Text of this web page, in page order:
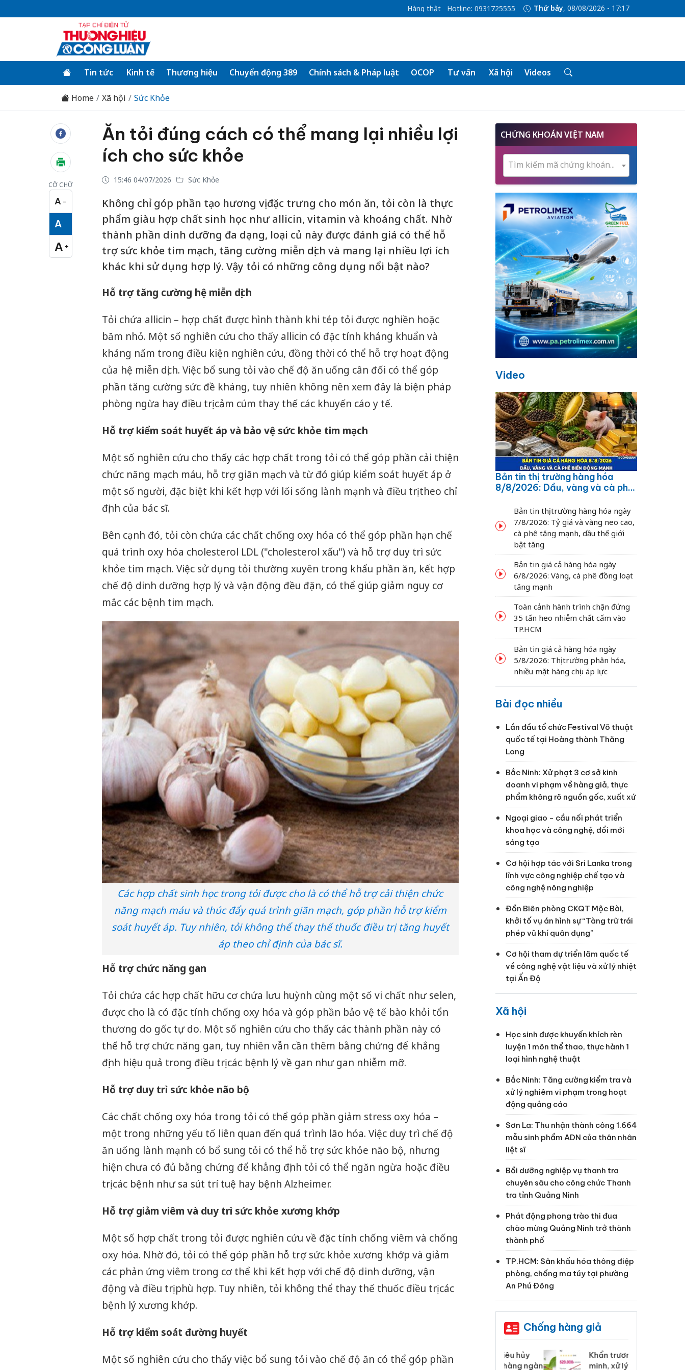
Hàng thật Hotline: 0931725555 Thứ bảy, 08/08/2026 - 17:17
Tin tức Kinh tế Thương hiệu Chuyển động 389 Chính sách & Pháp luật OCOP Tư vấn Xã hội Videos
Home Xã hội Sức Khỏe
CỠ CHỮ
A −
Cỡ chữ nhỏ
A
Cỡ chữ vừa
A +
Cỡ chữ lớn
Ăn tỏi đúng cách có thể mang lại nhiều lợi
ích cho sức khỏe
15:46 04/07/2026 Sức Khỏe
Không chỉ góp phần tạo hương vị đặc trưng cho món ăn, tỏi còn là thực
phẩm giàu hợp chất sinh học như allicin, vitamin và khoáng chất. Nhờ
thành phần dinh dưỡng đa dạng, loại củ này được đánh giá có thể hỗ
trợ sức khỏe tim mạch, tăng cường miễn dịch và mang lại nhiều lợi ích
khác khi sử dụng hợp lý. Vậy tỏi có những công dụng nổi bật nào?
Hỗ trợ tăng cường hệ miễn dịch
Tỏi chứa allicin – hợp chất được hình thành khi tép tỏi được nghiền hoặc
băm nhỏ. Một số nghiên cứu cho thấy allicin có đặc tính kháng khuẩn và
kháng nấm trong điều kiện nghiên cứu, đồng thời có thể hỗ trợ hoạt động
của hệ miễn dịch. Việc bổ sung tỏi vào chế độ ăn uống cân đối có thể góp
phần tăng cường sức đề kháng, tuy nhiên không nên xem đây là biện pháp
phòng ngừa hay điều trị cảm cúm thay thế các khuyến cáo y tế.
Hỗ trợ kiểm soát huyết áp và bảo vệ sức khỏe tim mạch
Một số nghiên cứu cho thấy các hợp chất trong tỏi có thể góp phần cải thiện
chức năng mạch máu, hỗ trợ giãn mạch và từ đó giúp kiểm soát huyết áp ở
một số người, đặc biệt khi kết hợp với lối sống lành mạnh và điều trị theo chỉ
định của bác sĩ.
Bên cạnh đó, tỏi còn chứa các chất chống oxy hóa có thể góp phần hạn chế
quá trình oxy hóa cholesterol LDL ("cholesterol xấu") và hỗ trợ duy trì sức
khỏe tim mạch. Việc sử dụng tỏi thường xuyên trong khẩu phần ăn, kết hợp
chế độ dinh dưỡng hợp lý và vận động đều đặn, có thể giúp giảm nguy cơ
mắc các bệnh tim mạch.
Các hợp chất sinh học trong tỏi được cho là có thể hỗ trợ cải thiện chức
năng mạch máu và thúc đẩy quá trình giãn mạch, góp phần hỗ trợ kiểm
soát huyết áp. Tuy nhiên, tỏi không thể thay thế thuốc điều trị tăng huyết
áp theo chỉ định của bác sĩ.
Hỗ trợ chức năng gan
Tỏi chứa các hợp chất hữu cơ chứa lưu huỳnh cùng một số vi chất như selen,
được cho là có đặc tính chống oxy hóa và góp phần bảo vệ tế bào khỏi tổn
thương do gốc tự do. Một số nghiên cứu cho thấy các thành phần này có
thể hỗ trợ chức năng gan, tuy nhiên vẫn cần thêm bằng chứng để khẳng
định hiệu quả trong điều trị các bệnh lý về gan như gan nhiễm mỡ.
Hỗ trợ duy trì sức khỏe não bộ
Các chất chống oxy hóa trong tỏi có thể góp phần giảm stress oxy hóa –
một trong những yếu tố liên quan đến quá trình lão hóa. Việc duy trì chế độ
ăn uống lành mạnh có bổ sung tỏi có thể hỗ trợ sức khỏe não bộ, nhưng
hiện chưa có đủ bằng chứng để khẳng định tỏi có thể ngăn ngừa hoặc điều
trị các bệnh như sa sút trí tuệ hay bệnh Alzheimer.
Hỗ trợ giảm viêm và duy trì sức khỏe xương khớp
Một số hợp chất trong tỏi được nghiên cứu về đặc tính chống viêm và chống
oxy hóa. Nhờ đó, tỏi có thể góp phần hỗ trợ sức khỏe xương khớp và giảm
các phản ứng viêm trong cơ thể khi kết hợp với chế độ dinh dưỡng, vận
động và điều trị phù hợp. Tuy nhiên, tỏi không thể thay thế thuốc điều trị các
bệnh lý xương khớp.
Hỗ trợ kiểm soát đường huyết
Một số nghiên cứu cho thấy việc bổ sung tỏi vào chế độ ăn có thể góp phần
CHỨNG KHOÁN VIỆT NAM
Tìm kiếm mã chứng khoán...
Video
Bản tin thị trường hàng hóa
8/8/2026: Dầu, vàng và cà phê
Bản tin thị trường hàng hóa ngày
7/8/2026: Tỷ giá và vàng neo cao,
cà phê tăng mạnh, dầu thế giới
bật tăng
Bản tin giá cả hàng hóa ngày
6/8/2026: Vàng, cà phê đồng loạt
tăng mạnh
Toàn cảnh hành trình chặn đứng
35 tấn heo nhiễm chất cấm vào
TP.HCM
Bản tin giá cả hàng hóa ngày
5/8/2026: Thị trường phân hóa,
nhiều mặt hàng chịu áp lực
Bài đọc nhiều
Lần đầu tổ chức Festival Võ thuật
quốc tế tại Hoàng thành Thăng
Long
Bắc Ninh: Xử phạt 3 cơ sở kinh
doanh vi phạm về hàng giả, thực
phẩm không rõ nguồn gốc, xuất xứ
Ngoại giao - cầu nối phát triển
khoa học và công nghệ, đổi mới
sáng tạo
Cơ hội hợp tác với Sri Lanka trong
lĩnh vực công nghiệp chế tạo và
công nghệ nông nghiệp
Đồn Biên phòng CKQT Mộc Bài,
khởi tố vụ án hình sự “Tàng trữ trái
phép vũ khí quân dụng”
Cơ hội tham dự triển lãm quốc tế
về công nghệ vật liệu và xử lý nhiệt
tại Ấn Độ
Xã hội
Học sinh được khuyến khích rèn
luyện 1 môn thể thao, thực hành 1
loại hình nghệ thuật
Bắc Ninh: Tăng cường kiểm tra và
xử lý nghiêm vi phạm trong hoạt
động quảng cáo
Sơn La: Thu nhận thành công 1.664
mẫu sinh phẩm ADN của thân nhân
liệt sĩ
Bồi dưỡng nghiệp vụ thanh tra
chuyên sâu cho công chức Thanh
tra tỉnh Quảng Ninh
Phát động phong trào thi đua
chào mừng Quảng Ninh trở thành
thành phố
TP.HCM: Sân khấu hóa thông điệp
phòng, chống ma túy tại phường
An Phú Đông
Chống hàng giả
Cà Mau: Tiêu hủy
công khai hàng ngàn
Khẩn trương xác
minh, xử lý sản phẩm